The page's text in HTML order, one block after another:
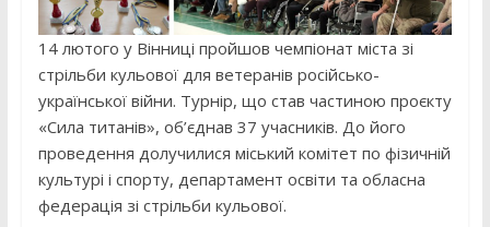
14 лютого у Вінниці пройшов чемпіонат міста зі
стрільби кульової для ветеранів російсько-
української війни. Турнір, що став частиною проєкту
«Сила титанів», об’єднав 37 учасників. До його
проведення долучилися міський комітет по фізичній
культурі і спорту, департамент освіти та обласна
федерація зі стрільби кульової.